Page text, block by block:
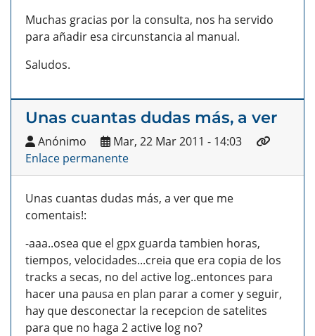
Muchas gracias por la consulta, nos ha servido
para añadir esa circunstancia al manual.
Saludos.
Unas cuantas dudas más, a ver
Anónimo
Mar, 22 Mar 2011 - 14:03
Enlace permanente
Unas cuantas dudas más, a ver que me
comentais!:
-aaa..osea que el gpx guarda tambien horas,
tiempos, velocidades...creia que era copia de los
tracks a secas, no del active log..entonces para
hacer una pausa en plan parar a comer y seguir,
hay que desconectar la recepcion de satelites
para que no haga 2 active log no?